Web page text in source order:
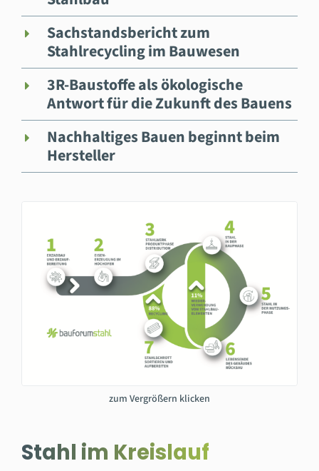
Sachstandsbericht zum
Stahlrecycling im Bauwesen
3R-Baustoffe als ökologische
Antwort für die Zukunft des Bauens
Nachhaltiges Bauen beginnt beim
Hersteller
zum Vergrößern klicken
Stahl im Kreislauf